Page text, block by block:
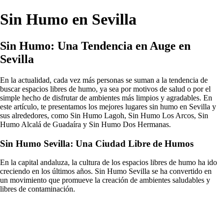
Sin Humo en Sevilla
Sin Humo: Una Tendencia en Auge en
Sevilla
En la actualidad, cada vez más personas se suman a la tendencia de
buscar espacios libres de humo, ya sea por motivos de salud o por el
simple hecho de disfrutar de ambientes más limpios y agradables. En
este artículo, te presentamos los mejores lugares sin humo en Sevilla y
sus alrededores, como Sin Humo Lagoh, Sin Humo Los Arcos, Sin
Humo Alcalá de Guadaíra y Sin Humo Dos Hermanas.
Sin Humo Sevilla: Una Ciudad Libre de Humos
En la capital andaluza, la cultura de los espacios libres de humo ha ido
creciendo en los últimos años. Sin Humo Sevilla se ha convertido en
un movimiento que promueve la creación de ambientes saludables y
libres de contaminación.